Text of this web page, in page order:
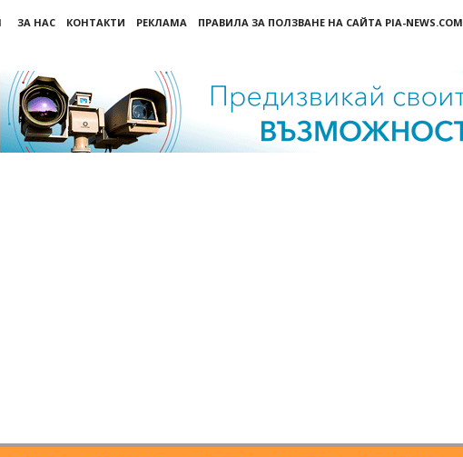
ЗА НАС КОНТАКТИ РЕКЛАМА ПРАВИЛА ЗА ПОЛЗВАНЕ НА САЙТА PIA-NEWS.COM